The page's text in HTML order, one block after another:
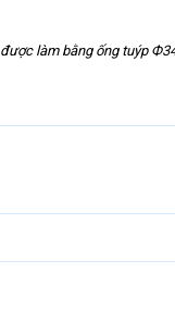
làm bằng ống tuýp